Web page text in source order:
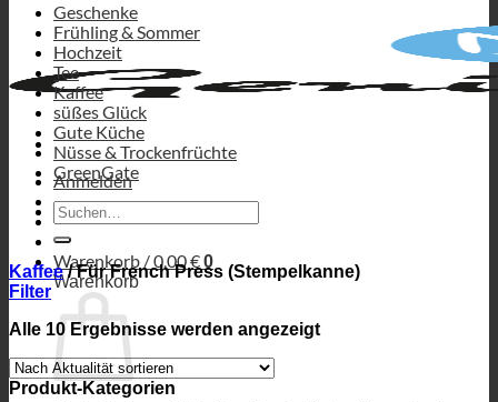
Anmelden
Warenkorb /0,00€0
Warenkorb
Geschenke
Frühling & Sommer
Hochzeit
Tee
Kaffee
süßes Glück
Gute Küche
Nüsse & Trockenfrüchte
GreenGate
Suchen
nach:
Kaffee /Für French Press (Stempelkanne)
Filter
Alle 10 Ergebnisse werden angezeigtNach
Produkt-Kategorien